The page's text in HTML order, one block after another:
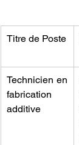
Titre de Poste
Technicien en
fabrication
additive